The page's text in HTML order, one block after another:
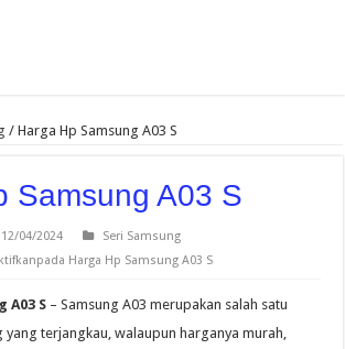
/ Harga Hp Samsung A03 S
Samsung A03 S
12/04/2024
Seri Samsung
pada Harga Hp Samsung A03 S
A03 S – Samsung A03 merupakan salah satu
yang terjangkau, walaupun harganya murah,